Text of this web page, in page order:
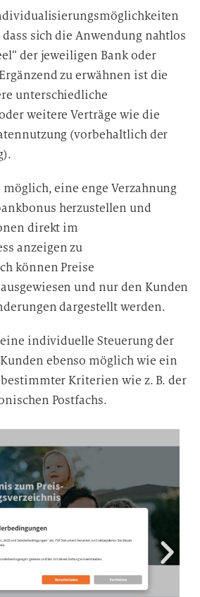
sich die Anwendung nahtlos
der jeweiligen Bank oder
zu erwähnen ist die
unterschiedliche
weitere Verträge wie die
(vorbehaltlich der
möglich, eine enge Verzahnung
herzustellen und
direkt im
anzeigen zu
können Preise
und nur den Kunden
dargestellt werden.
individuelle Steuerung der
ebenso möglich wie ein
Kriterien wie z. B. der
Postfachs.